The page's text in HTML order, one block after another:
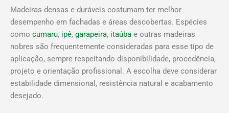
Madeiras densas e duráveis costumam ter melhor
desempenho em fachadas e áreas descobertas. Espécies
como cumaru, ipê, garapeira, itaúba e outras madeiras
nobres são frequentemente consideradas para esse tipo de
aplicação, sempre respeitando disponibilidade, procedência,
projeto e orientação profissional. A escolha deve considerar
estabilidade dimensional, resistência natural e acabamento
desejado.